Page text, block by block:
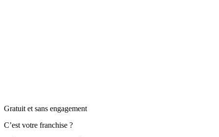
Gratuit et sans engagement
C’est votre franchise ?